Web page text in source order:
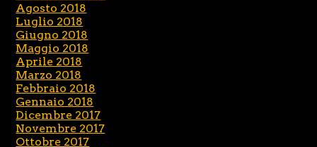
Agosto 2018
Luglio 2018
Giugno 2018
Maggio 2018
Aprile 2018
Marzo 2018
Febbraio 2018
Gennaio 2018
Dicembre 2017
Novembre 2017
Ottobre 2017